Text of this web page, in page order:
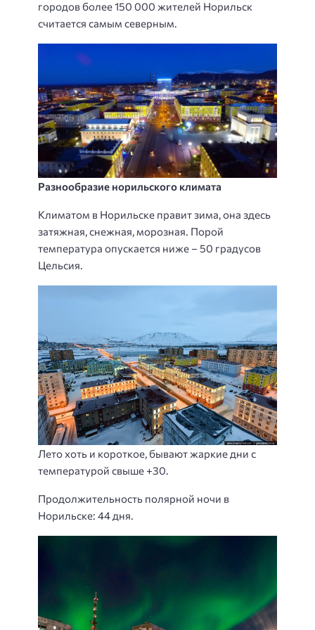
городов более 150 000 жителей Норильск
считается самым северным.
Разнообразие норильского климата
Климатом в Норильске правит зима, она здесь
затяжная, снежная, морозная. Порой
температура опускается ниже – 50 градусов
Цельсия.
Лето хоть и короткое, бывают жаркие дни с
температурой свыше +30.
Продолжительность полярной ночи в
Норильске: 44 дня.